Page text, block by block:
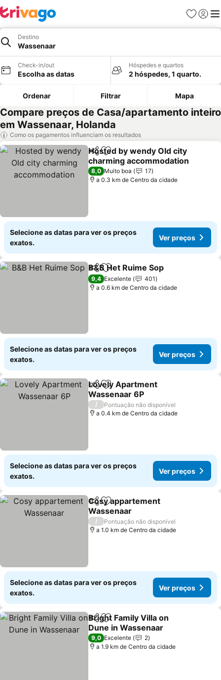
Favoritos
Iniciar
Destino
Wassenaar
Check-in/out
Escolha as datas
Hóspedes e quartos
2 hóspedes, 1 quarto.
Ordenar Filtrar Mapa
Compare preços de Casa/apartamento inteiro
em Wassenaar, Holanda
Como os pagamentos influenciam os resultados
PartilharAdicionar aos favoritos
Hosted by wendy Old city
charming accommodation
Ver preços
8,0 Muito boa
17
a 0.3 km de Centro da cidade
Selecione as datas para ver os preços
exatos.
Ver preços
PartilharAdicionar aos favoritos
B&B Het Ruime Sop
9,4 Excelente
401
a 0.6 km de Centro da cidade
Selecione as datas para ver os preços
exatos.
Ver preços
PartilharAdicionar aos favoritos
Lovely Apartment
Wassenaar 6P
Ver preços
/
Pontuação não disponível
a 0.4 km de Centro da cidade
Selecione as datas para ver os preços
exatos.
Ver preços
PartilharAdicionar aos favoritos
Cosy appartement
Wassenaar
Ver preços
/
Pontuação não disponível
a 1.0 km de Centro da cidade
Selecione as datas para ver os preços
exatos.
Ver preços
PartilharAdicionar aos favoritos
Bright Family Villa on
Dune in Wassenaar
Ver preços
9,0 Excelente
2
a 1.9 km de Centro da cidade